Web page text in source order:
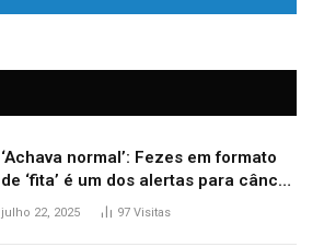
‘Achava normal’: Fezes em formato
de ‘fita’ é um dos alertas para câncer
colorretal; relembre fala de Preta Gil
julho 22, 2025 97 Visitas